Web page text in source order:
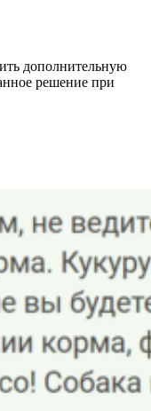
дополнительную
решение при